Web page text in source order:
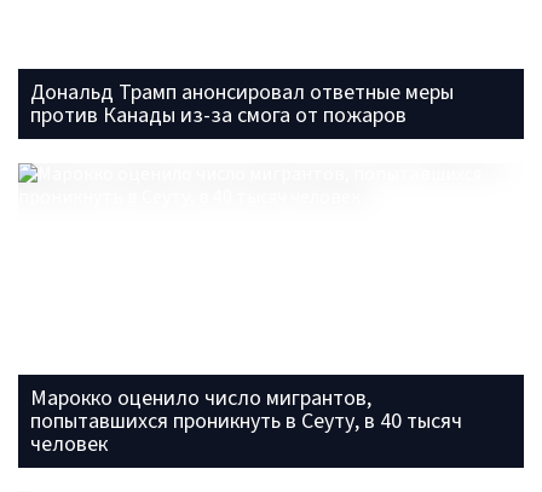
Дональд Трамп анонсировал ответные меры
против Канады из-за смога от пожаров
Марокко оценило число мигрантов,
попытавшихся проникнуть в Сеуту, в 40 тысяч
человек